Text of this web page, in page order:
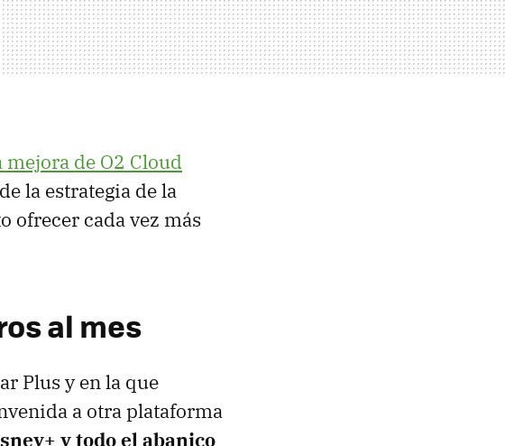
mejora de O2 Cloud
la estrategia de la
ofrecer cada vez más
al mes
Plus y en la que
a otra plataforma
y todo el abanico